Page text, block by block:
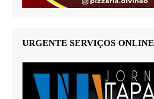
URGENTE SERVIÇOS ONLINE